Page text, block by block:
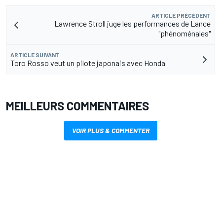
ARTICLE PRÉCÉDENT
Lawrence Stroll juge les performances de Lance
"phénoménales"
ARTICLE SUIVANT
Toro Rosso veut un pilote japonais avec Honda
MEILLEURS COMMENTAIRES
VOIR PLUS & COMMENTER